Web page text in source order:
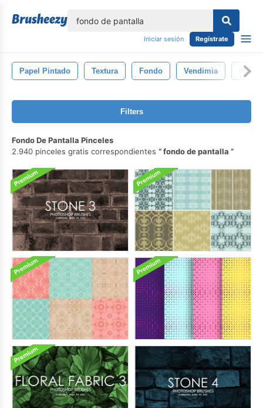
Iniciar sesión Regístrate
Papel Pintado Textura Fondo Vendimia Retro
Filters
Fondo De Pantalla Pinceles
2.940 pinceles gratis correspondientes
fondo de pantalla